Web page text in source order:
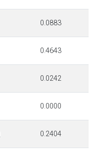
0.0883
0.4643
0.0242
0.0000
0.2404